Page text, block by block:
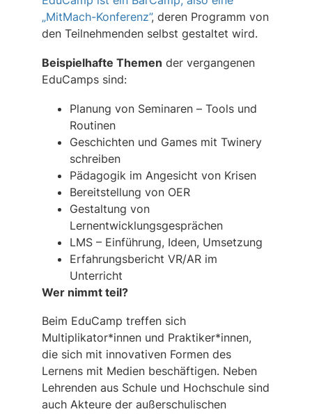
„MitMach-Konferenz”, deren Programm von
den Teilnehmenden selbst gestaltet wird.
Beispielhafte Themen der vergangenen
EduCamps sind:
Planung von Seminaren – Tools und
Routinen
Geschichten und Games mit Twinery
schreiben
Pädagogik im Angesicht von Krisen
Bereitstellung von OER
Gestaltung von
Lernentwicklungsgesprächen
LMS – Einführung, Ideen, Umsetzung
Erfahrungsbericht VR/AR im
Unterricht
Wer nimmt teil?
Beim EduCamp treffen sich
Multiplikator*innen und Praktiker*innen,
die sich mit innovativen Formen des
Lernens mit Medien beschäftigen. Neben
Lehrenden aus Schule und Hochschule sind
auch Akteure der außerschulischen